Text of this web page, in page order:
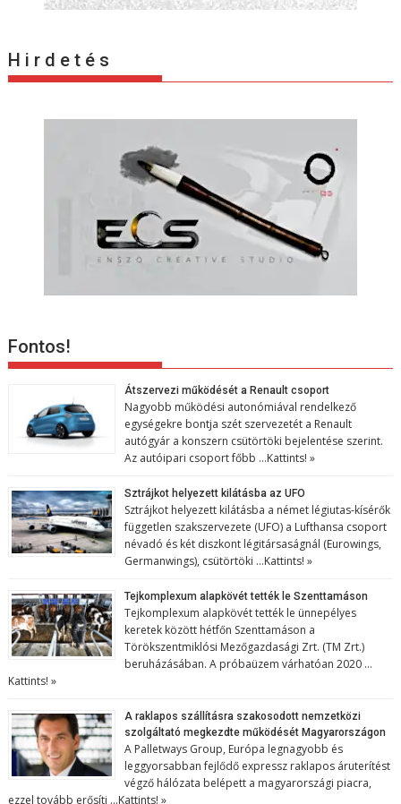
H i r d e t é s
Fontos!
Átszervezi működését a Renault csoport
Nagyobb működési autonómiával rendelkező
egységekre bontja szét szervezetét a Renault
autógyár a konszern csütörtöki bejelentése szerint.
Az autóipari csoport főbb …Kattints! »
Sztrájkot helyezett kilátásba az UFO
Sztrájkot helyezett kilátásba a német légiutas-kísérők
független szakszervezete (UFO) a Lufthansa csoport
névadó és két diszkont légitársaságnál (Eurowings,
Germanwings), csütörtöki …Kattints! »
Tejkomplexum alapkövét tették le Szenttamáson
Tejkomplexum alapkövét tették le ünnepélyes
keretek között hétfőn Szenttamáson a
Törökszentmiklósi Mezőgazdasági Zrt. (TM Zrt.)
beruházásában. A próbaüzem várhatóan 2020 …
Kattints! »
A raklapos szállításra szakosodott nemzetközi
szolgáltató megkezdte működését Magyarországon
A Palletways Group, Európa legnagyobb és
leggyorsabban fejlődő expressz raklapos áruterítést
végző hálózata belépett a magyarországi piacra,
ezzel tovább erősíti …Kattints! »